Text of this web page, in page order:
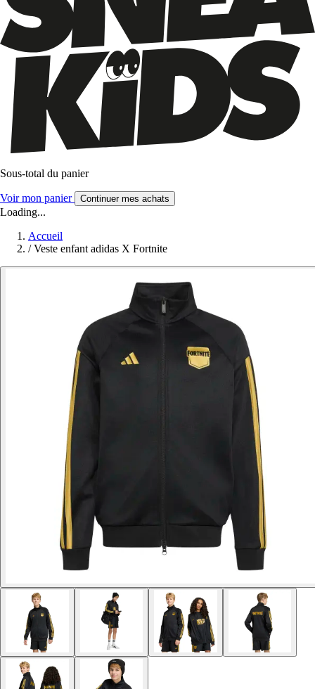
Sous-total du panier
Voir mon panier Continuer mes achats
Loading...
Accueil
/ Veste enfant adidas X Fortnite